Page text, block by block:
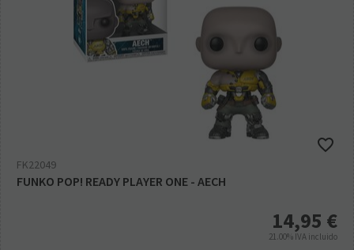
FK22049
FUNKO POP! READY PLAYER ONE - AECH
14,95 €
21.00% IVA incluido